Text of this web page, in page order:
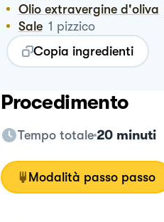
Olio extravergine d'oliva
Sale 1 pizzico
Copia ingredienti
Procedimento
Tempo totale 20 minuti
Modalità passo passo